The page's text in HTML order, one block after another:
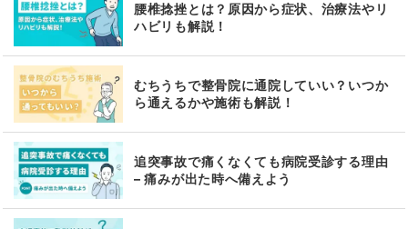
腰椎捻挫とは？原因から症状、治療法やリ
ハビリも解説！
むちうちで整骨院に通院していい？いつか
ら通えるかや施術も解説！
追突事故で痛くなくても病院受診する理由
– 痛みが出た時へ備えよう